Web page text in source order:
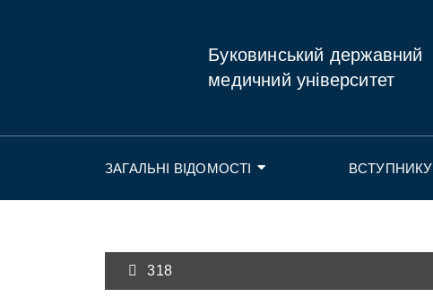
Буковинський державний
медичний університет
ЗАГАЛЬНІ ВІДОМОСТІ ВСТУПНИКУ
318